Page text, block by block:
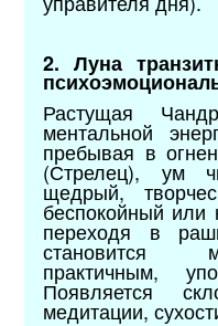
2. Луна
Растущая
ментальной
пребывая в
(Стрелец), ум
щедрый,
беспокойный
переходя в
становится
практичным,
Появляется
медитации,